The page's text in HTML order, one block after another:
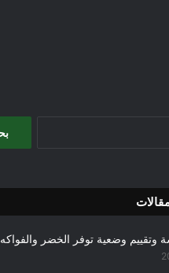
وتقييم وضعية توفر الخضر والفواكه